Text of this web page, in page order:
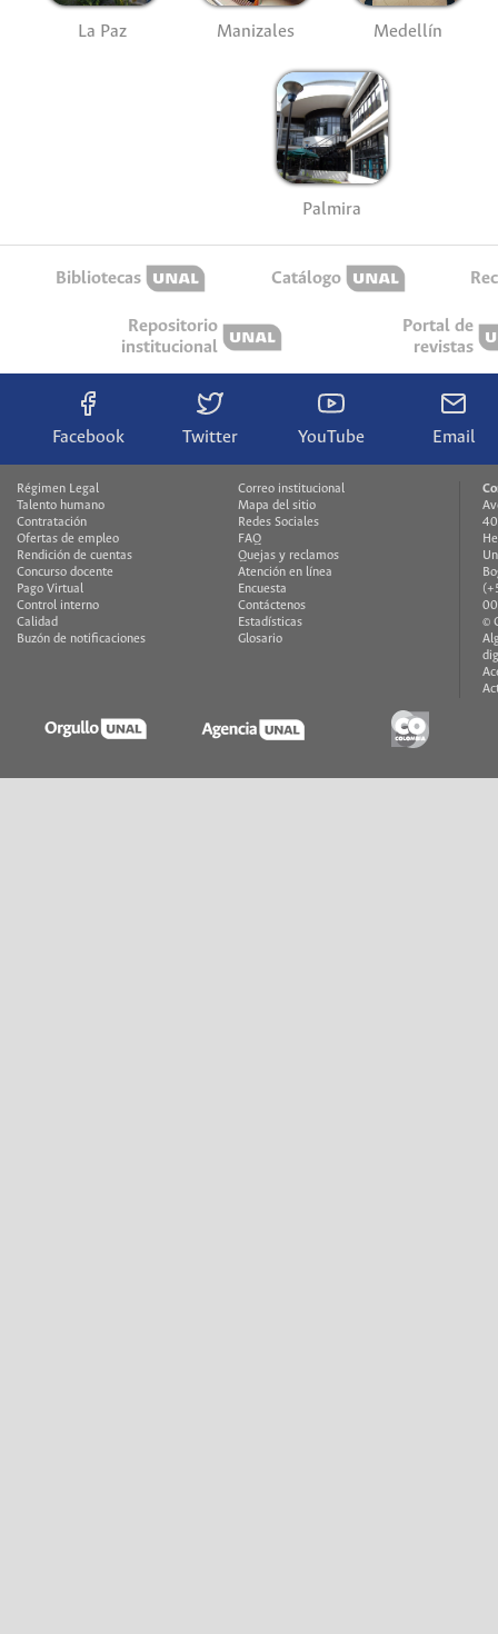
La Paz Manizales Medellín
Palmira
Bibliotecas Catálogo
Repositorio
institucional
Portal de
revistas
Facebook Twitter YouTube Email
Régimen Legal
Talento humano
Contratación
Ofertas de empleo
Rendición de cuentas
Concurso docente
Pago Virtual
Control interno
Calidad
Buzón de notificaciones
Correo institucional
Mapa del sitio
Redes Sociales
FAQ
Quejas y reclamos
Atención en línea
Encuesta
Contáctenos
Estadísticas
Glosario
©